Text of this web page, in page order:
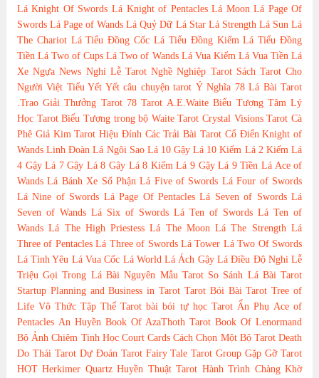
Lá Knight Of Swords Lá Knight of Pentacles Lá Moon Lá Page Of
Swords Lá Page of Wands Lá Quỷ Dữ Lá Star Lá Strength Lá Sun Lá
The Chariot Lá Tiểu Đồng Cốc Lá Tiểu Đồng Kiếm Lá Tiểu Đồng
Tiền Lá Two of Cups Lá Two of Wands Lá Vua Kiếm Lá Vua Tiền Lá
Xe Ngựa News Nghi Lễ Tarot Nghề Nghiệp Tarot Sách Tarot Cho
Người Việt Tiểu Yết Yết câu chuyện tarot Ý Nghĩa 78 Lá Bài Tarot
.Trao Giải Thưởng Tarot 78 Tarot A.E.Waite Biểu Tượng Tâm Lý
Học Tarot Biểu Tượng trong bộ Waite Tarot Crystal Visions Tarot Cà
Phê Giả Kim Tarot Hiệu Đính Các Trải Bài Tarot Cổ Điển Knight of
Wands Linh Đoàn Lá Ngôi Sao Lá 10 Gậy Lá 10 Kiếm Lá 2 Kiếm Lá
4 Gậy Lá 7 Gậy Lá 8 Gậy Lá 8 Kiếm Lá 9 Gậy Lá 9 Tiền Lá Ace of
Wands Lá Bánh Xe Số Phận Lá Five of Swords Lá Four of Swords
Lá Nine of Swords Lá Page Of Pentacles Lá Seven of Swords Lá
Seven of Wands Lá Six of Swords Lá Ten of Swords Lá Ten of
Wands Lá The High Priestess Lá The Moon Lá The Strength Lá
Three of Pentacles Lá Three of Swords Lá Tower Lá Two Of Swords
Lá Tình Yêu Lá Vua Cốc Lá World Lá Ách Gậy Lá Điều Độ Nghi Lễ
Triệu Gọi Trong Lá Bài Nguyên Mẫu Tarot So Sánh Lá Bài Tarot
Startup Planning and Business in Tarot Tarot Bói Bài Tarot Tree of
Life Vô Thức Tập Thể Tarot bài bói tự học Tarot Ẩn Phụ Ace of
Pentacles An Huyền Book Of AzaThoth Tarot Book Of Lenormand
Bộ Ảnh Chiêm Tinh Học Court Cards Cách Chọn Một Bộ Tarot Death
Do Thái Tarot Dự Đoán Tarot Fairy Tale Tarot Group Gặp Gỡ Tarot
HOT Herkimer Quartz Huyền Thuật Tarot Hành Trình Chàng Khờ